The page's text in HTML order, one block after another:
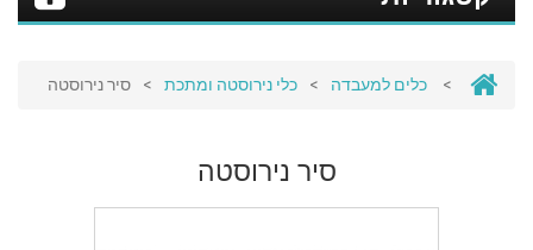
> כלים למעבדה > כלי נירוסטה ומתכת > סיר נירוסטה
סיר נירוסטה